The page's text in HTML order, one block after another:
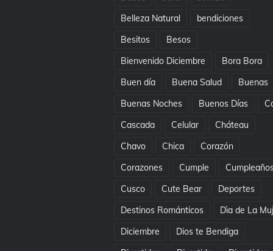
Belleza Natural
bendiciones
Besitos
Besos
Bienvenido Diciembre
Bora Bora
Buen día
Buena Salud
Buenas
Buenas Noches
Buenos Días
Cascada
Celular
Cháteau
Chavo
Chica
Corazón
Corazones
Cumple
Cusco
Cute Bear
Deportes
Destinos Románticos
Dìa de La
Diciembre
Dios te Bendiga